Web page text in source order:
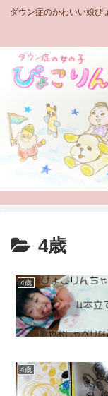
ダウン症のかわいい娘ぴ
4歳
4歳
4歳